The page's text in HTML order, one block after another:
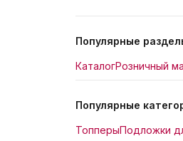
Популярные
КаталогРозничный
Популярные
ТопперыПодложки